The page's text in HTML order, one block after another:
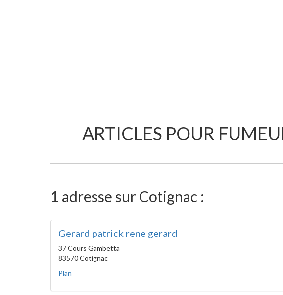
ARTICLES POUR
1 adresse sur Cotignac :
Gerard patrick rene gerard
37 Cours Gambetta
83570 Cotignac
Plan